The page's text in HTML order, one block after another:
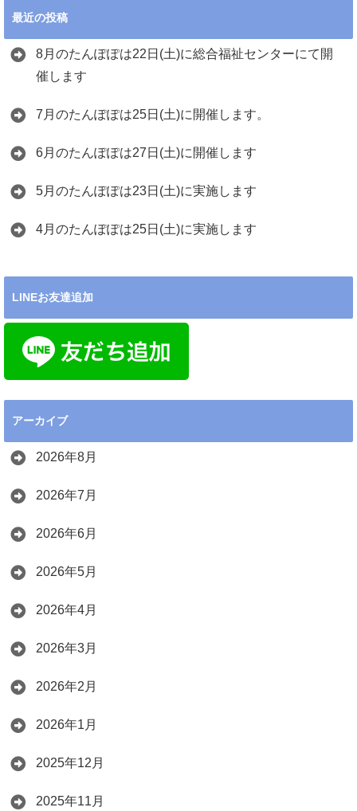
最近の投稿
8月のたんぽぽは22日(土)に総合福祉センターにて開
催します
7月のたんぽぽは25日(土)に開催します。
6月のたんぽぽは27日(土)に開催します
5月のたんぽぽは23日(土)に実施します
4月のたんぽぽは25日(土)に実施します
LINEお友達追加
アーカイブ
2026年8月
2026年7月
2026年6月
2026年5月
2026年4月
2026年3月
2026年2月
2026年1月
2025年12月
2025年11月